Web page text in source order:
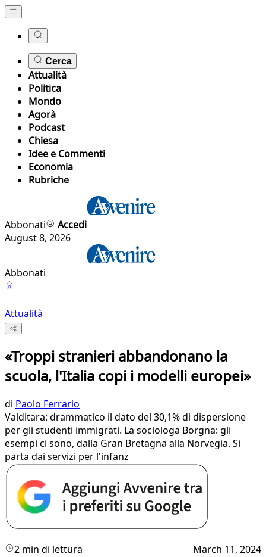
Cerca
Attualità
Politica
Mondo
Agorà
Podcast
Chiesa
Idee e Commenti
Economia
Rubriche
Abbonati
Accedi
August 8, 2026
Abbonati
Attualità
«Troppi stranieri abbandonano la
scuola, l'Italia copi i modelli europei»
di Paolo Ferrario
Valditara: drammatico il dato del 30,1% di dispersione
per gli studenti immigrati. La sociologa Borgna: gli
esempi ci sono, dalla Gran Bretagna alla Norvegia. Si
parta dai servizi per l'infanz
2 min di lettura March 11, 2024